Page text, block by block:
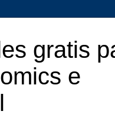
gratis
e